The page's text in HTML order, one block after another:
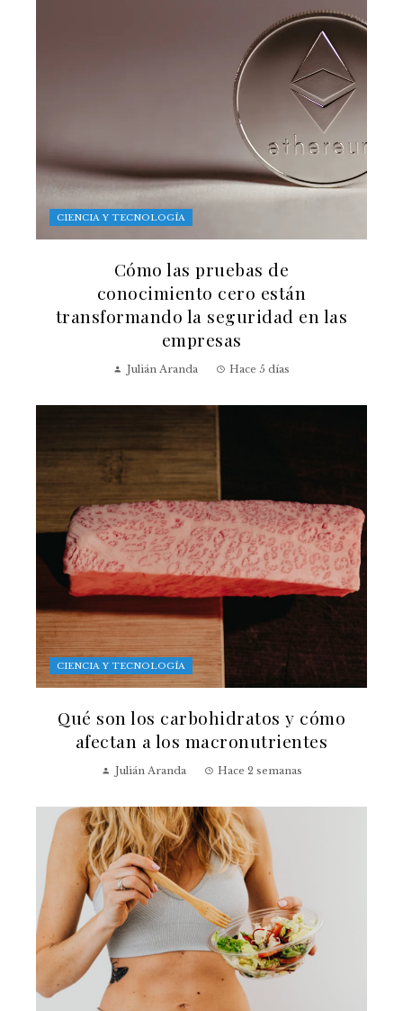
CIENCIA Y TECNOLOGÍA
Cómo las pruebas de
conocimiento cero están
transformando la seguridad en las
empresas
Julián Aranda Hace 5 días
CIENCIA Y TECNOLOGÍA
Qué son los carbohidratos y cómo
afectan a los macronutrientes
Julián Aranda Hace 2 semanas